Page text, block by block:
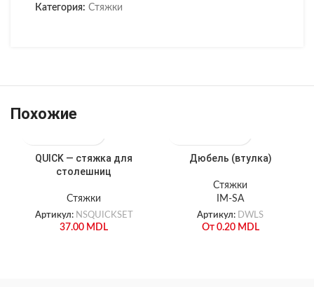
Категория: Стяжки
Похожие
QUICK — стяжка для
столешниц
Стяжки
Артикул: NSQUICKSET
37.00 MDL
Дюбель (втулка)
Стяжки
IM-SA
Артикул: DWLS
От 0.20 MDL